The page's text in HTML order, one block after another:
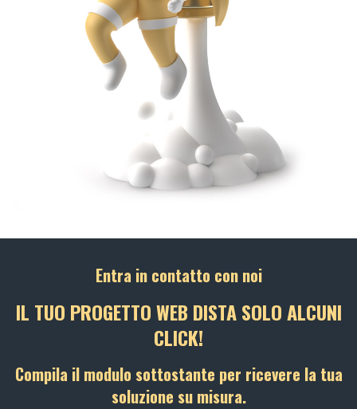
Entra in contatto con noi
IL TUO PROGETTO WEB DISTA SOLO ALCUNI
CLICK!
Compila il modulo sottostante per ricevere la tua
soluzione su misura.